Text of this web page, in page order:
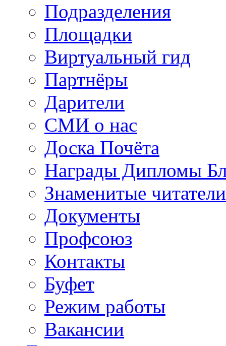
Подразделения
Площадки
Виртуальный гид
Партнёры
Дарители
СМИ о нас
Доска Почёта
Награды Дипломы
Знаменитые
Документы
Профсоюз
Контакты
Буфет
Режим работы
Вакансии